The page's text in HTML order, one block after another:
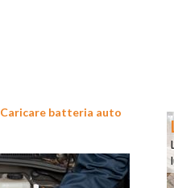
Caricare batteria auto